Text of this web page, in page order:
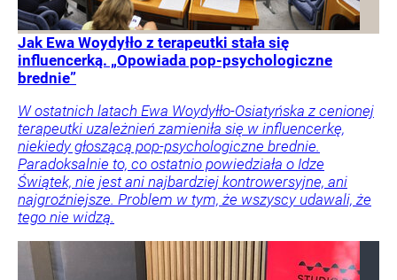
Jak Ewa Woydyłło z terapeutki stała się
influencerką. „Opowiada pop-psychologiczne
brednie”
W ostatnich latach Ewa Woydyłło-Osiatyńska z cenionej
terapeutki uzależnień zamieniła się w influencerkę,
niekiedy głoszącą pop-psychologiczne brednie.
Paradoksalnie to, co ostatnio powiedziała o Idze
Świątek, nie jest ani najbardziej kontrowersyjne, ani
najgroźniejsze. Problem w tym, że wszyscy udawali, że
tego nie widzą.